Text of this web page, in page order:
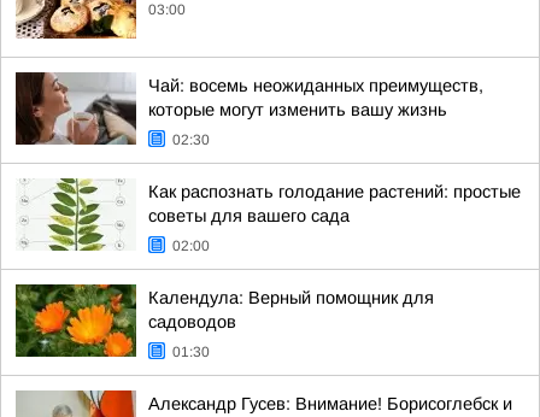
03:00
Чай: восемь неожиданных преимуществ,
которые могут изменить вашу жизнь
02:30
Как распознать голодание растений: простые
советы для вашего сада
02:00
Календула: Верный помощник для
садоводов
01:30
Александр Гусев: Внимание! Борисоглебск и